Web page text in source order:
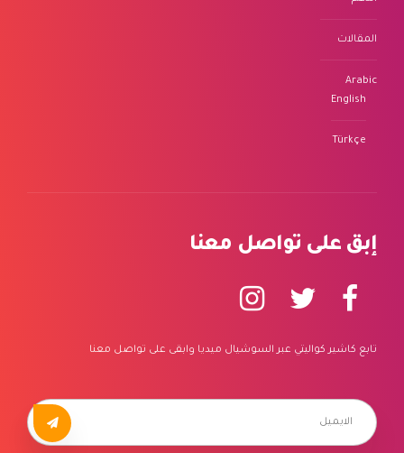
المقالات
Arabic
English
Türkçe
إبق على تواصل معنا
تابع كاشير كواليتي عبر السوشيال ميديا وابقى على تواصل معنا